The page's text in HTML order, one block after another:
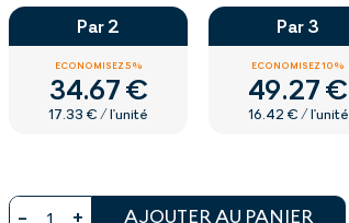
Par 2
ECONOMISEZ 5%
34.67 €
17.33 € / l'unité
Par 3
ECONOMISEZ 10%
49.27 €
16.42 € / l'unité
AJOUTER AU PANIER